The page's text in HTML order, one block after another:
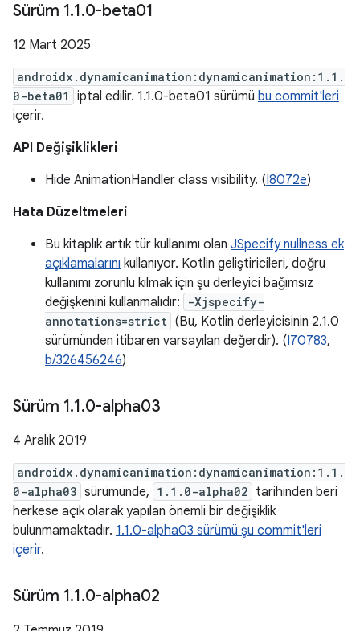
Sürüm 1.1.0-beta01
12 Mart 2025
androidx.dynamicanimation:dynamicanimation:1.1.
0-beta01
iptal edilir. 1.1.0-beta01 sürümü bu commit'leri
içerir.
API Değişiklikleri
Hide AnimationHandler class visibility. (I8072e)
Hata Düzeltmeleri
Bu kitaplık artık tür kullanımı olan JSpecify nullness ek
açıklamalarını kullanıyor. Kotlin geliştiricileri, doğru
kullanımı zorunlu kılmak için şu derleyici bağımsız
değişkenini kullanmalıdır:
-Xjspecify-
annotations=strict (Bu, Kotlin derleyicisinin 2.1.0
sürümünden itibaren varsayılan değerdir). (I70783,
b/326456246)
Sürüm 1.1.0-alpha03
4 Aralık 2019
androidx.dynamicanimation:dynamicanimation:1.1.
0-alpha03 sürümünde, 1.1.0-alpha02 tarihinden beri
herkese açık olarak yapılan önemli bir değişiklik
bulunmamaktadır. 1.1.0-alpha03 sürümü şu commit'leri
içerir.
Sürüm 1.1.0-alpha02